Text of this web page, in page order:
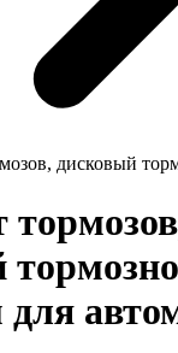
дисковый
для